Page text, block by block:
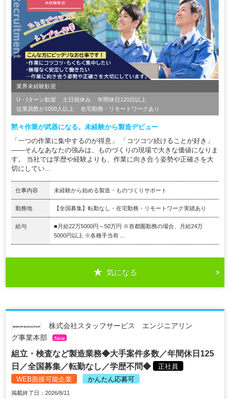
業界未経験歓迎
U・Iターン歓迎 土日祝休み
年間休日120日以上
従業員数が1000人以上
在宅勤務・リモートワークあり
黙々作業が武器になる。未経験から製造デビュー
「一つの作業に集中するのが得意」 「コツコツ続けることが好き」
――そんなあなたの強みは、ものづくりの現場で大きな価値になりま
す。 当社では学歴や経験よりも、作業に向き合う姿勢や正確さを大
切にしてい...
仕事内容 未経験から始める製造・ものづくりサポート
勤務地 【全国募集】転勤なし・在宅勤務・リモートワーク実績あり
給与
■月給22万5000円～50万円 ※首都圏勤務の場合、月給24万
5000円以上 ※各種手当有 ...
気になる
株式会社スタッフサービス エンジニアリン
グ事業本部
New
組立・検査など製造業務◆大手案件多数／年間休日125
日／全国募集／転勤なし／学歴不問◆
正社員
WEB面接可能企業
かんたん応募可
掲載終了日：2026/8/11